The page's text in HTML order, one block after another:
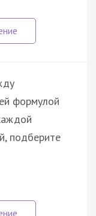
формулой
подберите